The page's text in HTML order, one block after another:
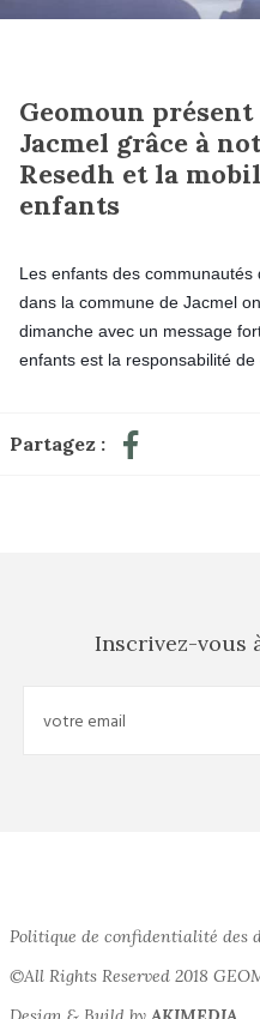
Geomoun
Jacmel grâce à
Resedh et la
enfants
Les enfants des
dans la commune de Jacmel
dimanche avec un message
enfants est la responsabilité de
Partagez :
Inscrivez-vous
Politique de confidentialité des
©All Rights Reserved 2018